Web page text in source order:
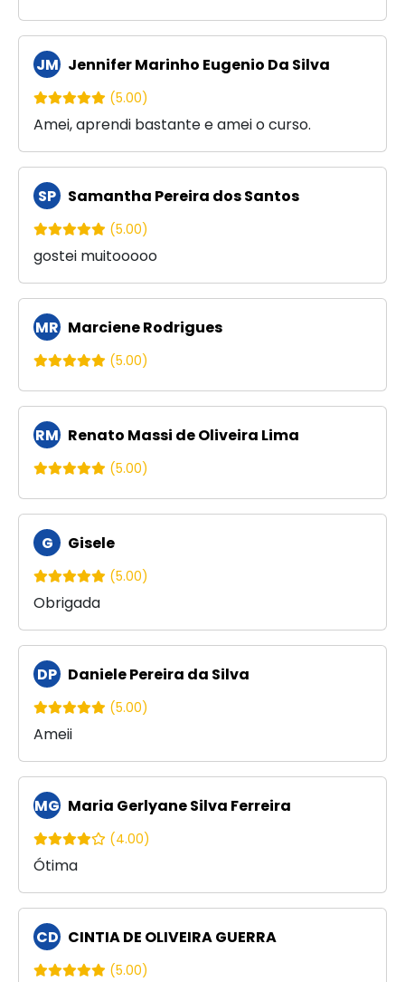
JM Jennifer Marinho Eugenio Da Silva
(5.00)
Amei, aprendi bastante e amei o curso.
SP Samantha Pereira dos Santos
(5.00)
gostei muitooooo
MR Marciene Rodrigues
(5.00)
RM Renato Massi de Oliveira Lima
(5.00)
G Gisele
(5.00)
Obrigada
DP Daniele Pereira da Silva
(5.00)
Ameii
MG Maria Gerlyane Silva Ferreira
(4.00)
Ótima
CD CINTIA DE OLIVEIRA GUERRA
(5.00)